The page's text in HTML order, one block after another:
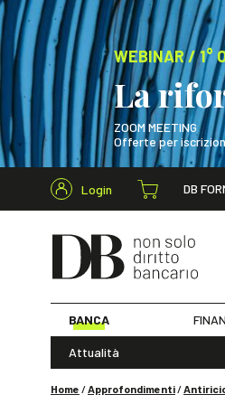
WEBINAR / 1°
La
ZOOM MEETING
Offerte per
Login DB
BANCA
Attualità
Home /Approfondimenti/